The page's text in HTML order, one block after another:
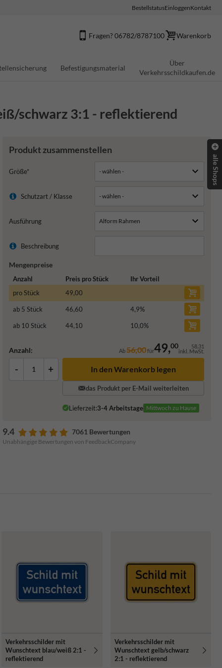
BestellstatusEinloggenKontakt
Fragen? 06782/8787100 Warenkorb
Befestigungsmaterial
Über
Verkehrsschildkaufen.de
schwarz 3:1 - reflektierend
Produkt zusammenstellen
Größe*
Schutzart / Klasse
Ausführung
Beschreibung
Mengenpreise
Anzahl Preis pro Stück
Ihr Vorteil
pro Stück
49,00
ab 5 Stück 46,60 4,9%
ab 10 Stück 44,10 10,0%
Anzahl: Ab56,00für49,00 58,31
inkl. MwSt.
- + In den Warenkorb legen
das Produkt per E-Mail weiterleiten
Lieferzeit:3-4 Arbeitstage Mittwoch zu Hause
9.4 7061 Bewertungen
Unabhängige Bewertungen von FeedbackCompany
Verkehrsschilder mit
Wunschtext blau/weiß 2:1 -
reflektierend
Verkehrsschilder mit
Wunschtext gelb/schwarz
2:1 - reflektierend
alle Shops